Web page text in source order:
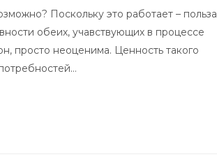
Поскольку это работает – польза
обеих, учавствующих в процессе
просто неоценима. Ценность такого